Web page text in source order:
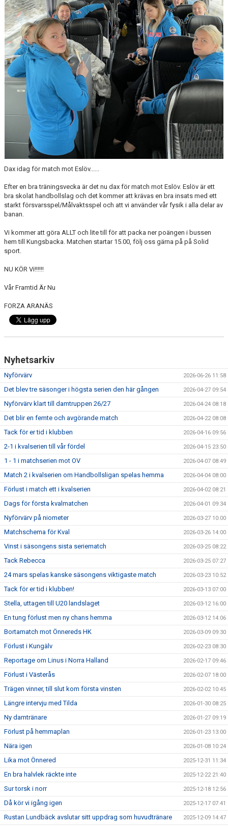
Dax idag för match mot Eslöv......
Efter en bra träningsvecka är det nu dax för match mot Eslöv. Eslöv är ett
bra skolat handbollslag och det kommer att krävas en bra insats med ett
starkt försvarsspel/Målvaktsspel och att vi använder vår fysik i alla delar av
banan.
Vi kommer att göra ALLT och lite till för att packa ner poängen i bussen
hem till Kungsbacka. Matchen startar 15.00, följ oss gärna på på Solid
sport.
NU KÖR Vi!!!!!!
Vår Framtid Är Nu
FORZA ARANÄS
Nyhetsarkiv
Nyförvärv 2026-06-26 11:58
Det blev tre säsonger i högsta serien den här gången 2026-04-27 09:54
Nyförvärv klart till damtruppen 26/27 2026-04-24 08:18
Det blir en femte och avgörande match 2026-04-22 08:08
Tack för er tid i klubben 2026-04-16 09:56
2-1 i kvalserien till vår fördel 2026-04-15 23:50
1 - 1 i matchserien mot OV 2026-04-07 08:49
Match 2 i kvalserien om Handbollsligan spelas hemma 2026-04-04 08:00
Förlust i match ett i kvalserien 2026-04-02 08:21
Dags för första kvalmatchen 2026-04-01 09:34
Nyförvärv på niometer 2026-03-27 10:00
Matchschema för Kval 2026-03-26 14:00
Vinst i säsongens sista seriematch 2026-03-25 08:22
Tack Rebecca 2026-03-25 07:27
24 mars spelas kanske säsongens viktigaste match 2026-03-23 10:52
Tack för er tid i klubben! 2026-03-13 07:00
Stella, uttagen till U20 landslaget 2026-03-12 16:00
En tung förlust men ny chans hemma 2026-03-12 14:06
Bortamatch mot Önnereds HK 2026-03-09 09:30
Förlust i Kungälv 2026-02-23 08:30
Reportage om Linus i Norra Halland 2026-02-17 09:46
Förlust i Västerås 2026-02-07 18:00
Trägen vinner, till slut kom första vinsten 2026-02-02 10:45
Längre intervju med Tilda 2026-01-30 08:25
Ny damtränare 2026-01-27 09:19
Förlust på hemmaplan 2026-01-23 13:00
Nära igen 2026-01-08 10:24
Lika mot Önnered 2025-12-31 11:34
En bra halvlek räckte inte 2025-12-22 21:40
Sur torsk i norr 2025-12-18 12:56
Då kör vi igång igen 2025-12-17 07:41
Rustan Lundbäck avslutar sitt uppdrag som huvudtränare 2025-12-09 14:47